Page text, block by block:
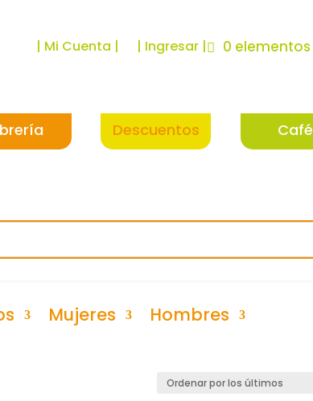
| Mi Cuenta | | Ingresar | 0 elementos
Descuentos Café
Mujeres Hombres